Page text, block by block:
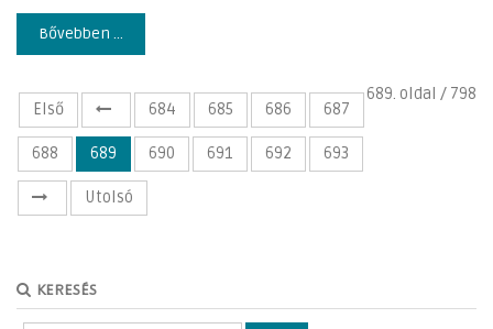
Bővebben ...
689. oldal / 798
Első
684 685 686 687
688 689 690 691 692 693
Utolsó
KERESÉS